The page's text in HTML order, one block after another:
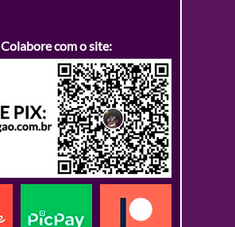
Colabore com o site: